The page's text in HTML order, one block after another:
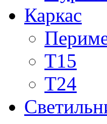
Каркас
Т15
Т24